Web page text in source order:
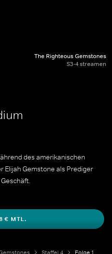
The Righteous Gemstones
S3-4 streamen
des amerikanischen
Elijah Gemstone als Prediger
€ MTL.